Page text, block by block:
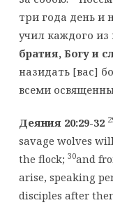
три года день и
учил каждого из
братия, Богу и
назидать [вас]
всеми
Деяния 20:29-32
savage wolves
the flock; 30and
arise, speaking
disciples after